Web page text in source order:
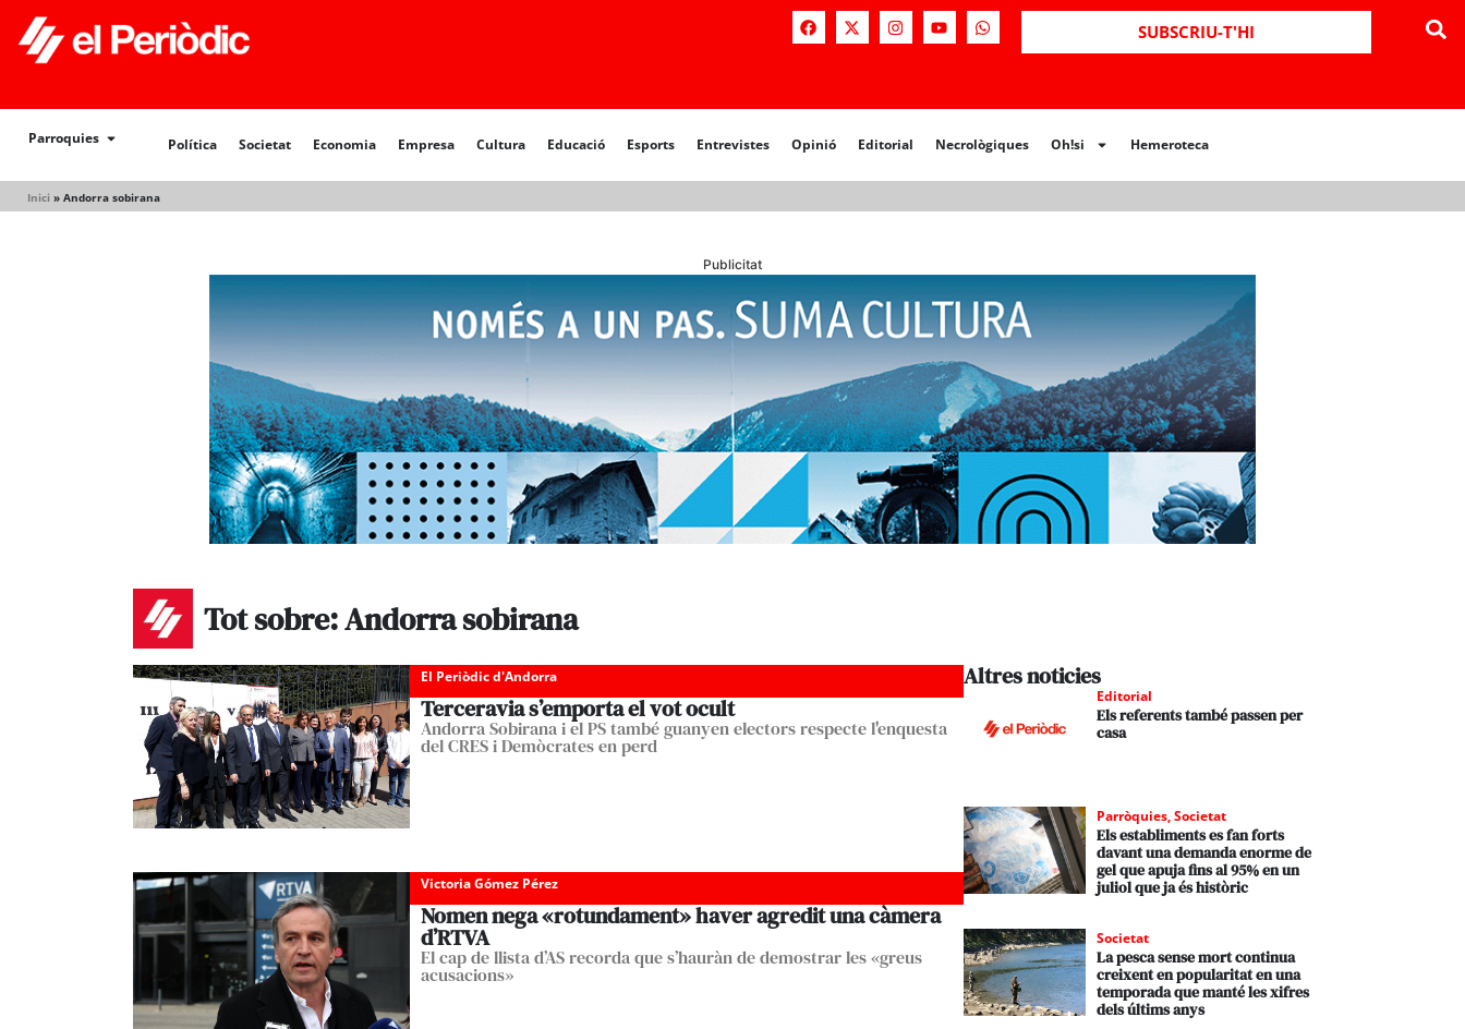
SUBSCRIU-T'HI
Parroquies Política Societat Economia Empresa Cultura Educació Esports Entrevistes Opinió Editorial Necrològiques Oh!si Hemeroteca
Inici » Andorra sobirana
Política Societat Opinió Editorial Necrològiques Hemeroteca
Publicitat
Tot sobre: Andorra sobirana
El Periòdic d'Andorra
Terceravia s’emporta el vot ocult
Andorra Sobirana i el PS també guanyen electors respecte l'enquesta
del CRES i Demòcrates en perd
Victoria Gómez Pérez
Nomen nega «rotundament» haver agredit una càmera
d’RTVA
El cap de llista d’AS recorda que s’hauràn de demostrar les «greus
acusacions»
Altres noticies
Editorial
Els referents també passen per
casa
Parròquies,Societat
Els establiments es fan forts
davant una demanda enorme de
gel que apuja fins al 95% en un
juliol que ja és històric
Societat
La pesca sense mort continua
creixent en popularitat en una
temporada que manté les xifres
dels últims anys